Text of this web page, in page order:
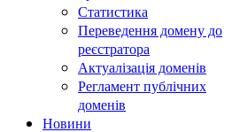
Статистика
Переведення домену до
реєстратора
Актуалізація доменів
Регламент публічних
доменів
Новини